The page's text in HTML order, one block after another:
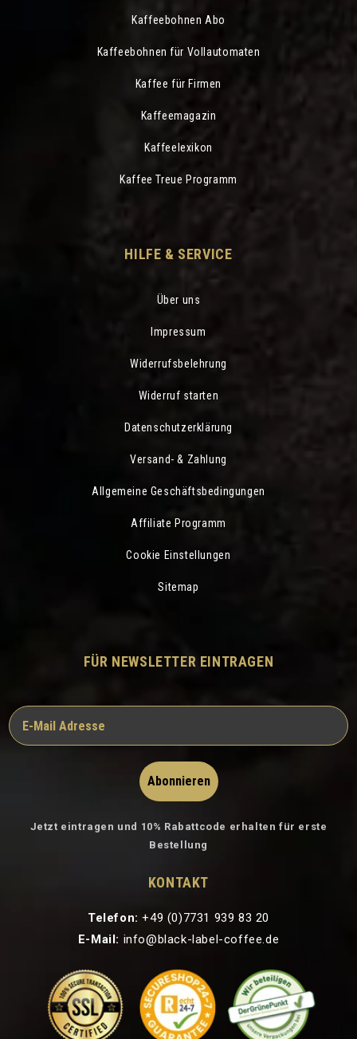
Kaffeebohnen Abo
Kaffeebohnen für Vollautomaten
Kaffee für Firmen
Kaffeemagazin
Kaffeelexikon
Kaffee Treue Programm
HILFE & SERVICE
Über uns
Impressum
Widerrufsbelehrung
Widerruf starten
Datenschutzerklärung
Versand- & Zahlung
Allgemeine Geschäftsbedingungen
Affiliate Programm
Cookie Einstellungen
Sitemap
FÜR NEWSLETTER EINTRAGEN
Abonnieren
Jetzt eintragen und 10% Rabattcode erhalten für erste
Bestellung
KONTAKT
Telefon: +49 (0)7731 939 83 20
E-Mail: info@black-label-coffee.de